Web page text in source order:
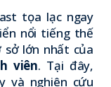
tọa lạc ngay
nổi tiếng thế
sở lớn nhất của
viên. Tại đây,
và nghiên cứu